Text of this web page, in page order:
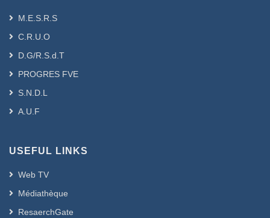
M.E.S.R.S
C.R.U.O
D.G/R.S.d.T
PROGRES FVE
S.N.D.L
A.U.F
USEFUL LINKS
Web TV
Médiathèque
ResaerchGate